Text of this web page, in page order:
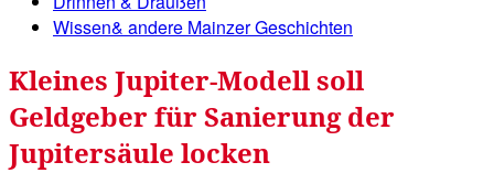
Wissen& andere Mainzer Geschichten
Kleines Jupiter-Modell soll
Geldgeber für Sanierung der
Jupitersäule locken